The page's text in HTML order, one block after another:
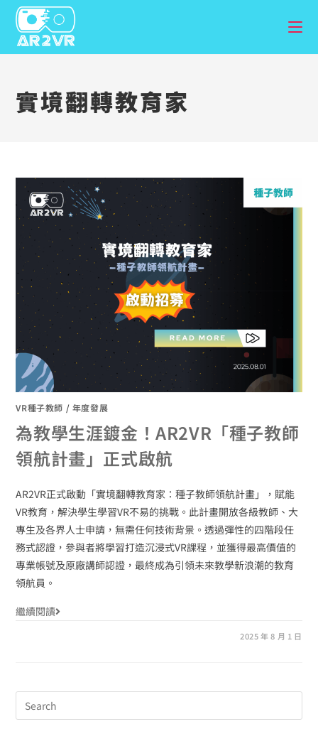
實境翻轉教育家
VR種子教師 / 年度發展
為教學生涯鍍金！AR2VR「種子教師
領航計畫」正式啟航
AR2VR正式啟動「實境翻轉教育家：種子教師領航計畫」，賦能
VR教育，解決學生學習VR不易的挑戰。此計畫開放各級教師、大
專生及各界人士申請，無需任何技術背景。透過彈性的四階段任
務式認證，參與者將學習打造沉浸式VR課程，並獲得最高價值的
專業帳號及原廠講師認證，最終成為引領未來教學新浪潮的教育
領航員。
繼續閱讀
2025 年 8 月 1 日